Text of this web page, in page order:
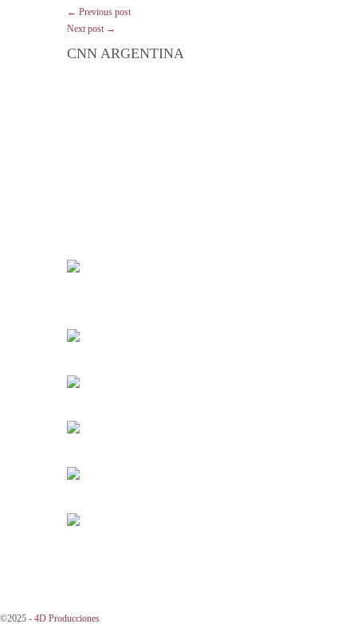
← Previous post
Next post →
CNN ARGENTINA
©2025 - 4D Producciones